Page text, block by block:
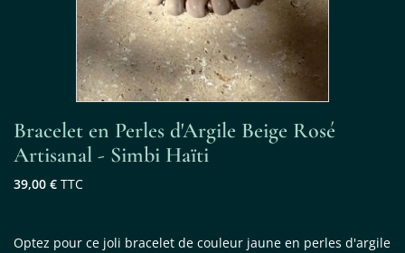
Bracelet en Perles d'Argile Beige Rosé
Artisanal - Simbi Haïti
39,00 € TTC
Optez pour ce joli bracelet de couleur jaune en perles d'argile